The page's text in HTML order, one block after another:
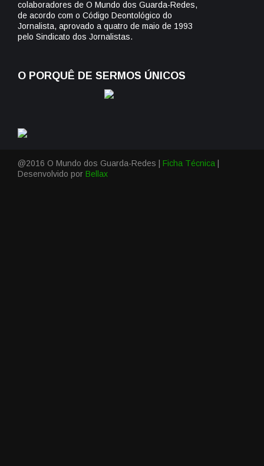
colaboradores de O Mundo dos Guarda-Redes,
de acordo com o Código Deontológico do
Jornalista, aprovado a quatro de maio de 1993
pelo Sindicato dos Jornalistas.
O PORQUÊ DE SERMOS ÚNICOS
@2016 O Mundo dos Guarda-Redes | Ficha Técnica
Desenvolvido por Bellax